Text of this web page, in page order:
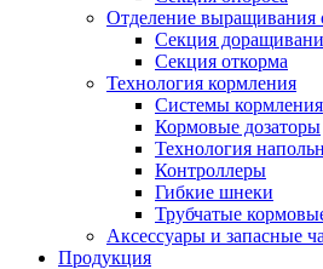
Отделение выращивания
Секция
Секция откорма
Технология кормления
Системы кормления
Кормовые дозаторы
Технология
Контроллеры
Гибкие шнеки
Трубчатые
Аксессуары и запасные
Продукция